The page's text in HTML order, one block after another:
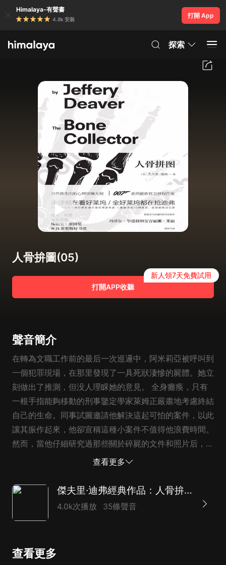
Himalaya-有聲書
4.8k 安裝
打開 App
探索
人骨拚圖(05)
打開APP收聽
新人領7天免費試用
聲音簡介
在轉為文職工作前的最后一次巡邏中，阿米莉亞被呼叫到
一個犯罪現場，在那里發現了一具死狀淒慘的屍體。她立
刻做出了推測，但没人理睬她的意見。 全身癱瘓，只有
一根手指能夠移動的刑事鑒定學家萊姆正嚴肅地考慮終結
自己的生命。同事試圖邀請他解決這起可怕的案件，以此
讓其振作起來，他卻宣稱這種小案件不值得他浪費時間。
然而，當他仔細研究過那些關於碎屍的文件和照片后，卻
對這件案子有了興趣。凶手連續拋出線索，似乎想引誘他
中，他們漸漸意識到其中另有隱情…… 本書為新星出版社
懸疑推理圖書大系“午夜文庫”作品之一，偵探文學寶庫中
查看更多
傑夫里·迪弗經典作品：人骨拚圖
4.0k次播放 35條聲音
查看更多